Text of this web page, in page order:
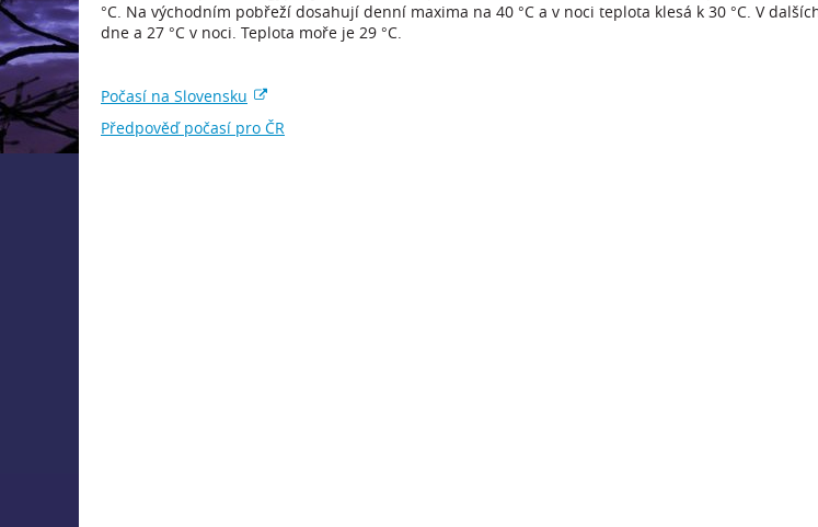
°C. Na východním pobřeží dosahují denní maxima na 40 °C a v noci teplota klesá k 30 °C. V
dne a 27 °C v noci. Teplota moře je 29 °C.
Počasí na Slovensku
Předpověď počasí pro ČR